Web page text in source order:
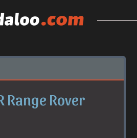
Range Rover